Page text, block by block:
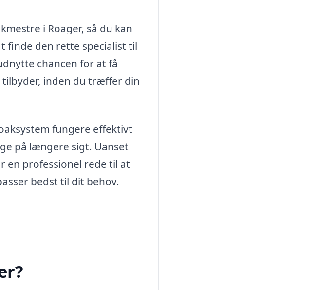
i Roager, så du kan
finde den rette specialist til
chancen for at få
tilbyder, inden du træffer din
fungere effektivt
på længere sigt. Uanset
en professionel rede til at
bedst til dit behov.